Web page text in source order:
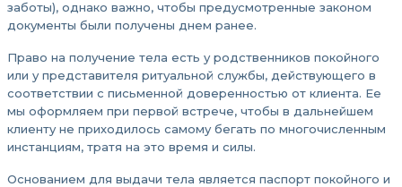
заботы), однако важно, чтобы предусмотренные законом
документы были получены днем ранее.
Право на получение тела есть у родственников покойного
или у представителя ритуальной службы, действующего в
соответствии с письменной доверенностью от клиента. Ее
мы оформляем при первой встрече, чтобы в дальнейшем
клиенту не приходилось самому бегать по многочисленным
инстанциям, тратя на это время и силы.
Основанием для выдачи тела является паспорт покойного и